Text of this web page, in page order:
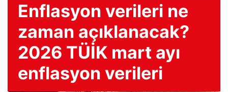
Enflasyon verileri ne
zaman açıklanacak?
2026 TÜİK mart ayı
enflasyon verileri